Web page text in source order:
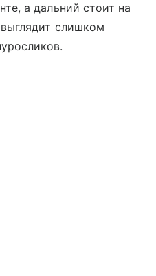
а дальний стоит на
слишком